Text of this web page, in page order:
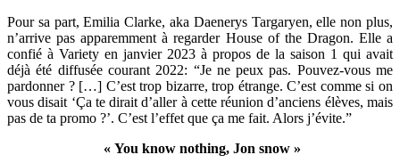
Pour sa part, Emilia Clarke, aka Daenerys Targaryen, elle non plus,
n’arrive pas apparemment à regarder House of the Dragon. Elle a
confié à Variety en janvier 2023 à propos de la saison 1 qui avait
déjà été diffusée courant 2022: “Je ne peux pas. Pouvez-vous me
pardonner ? […] C’est trop bizarre, trop étrange. C’est comme si on
vous disait ‘Ça te dirait d’aller à cette réunion d’anciens élèves, mais
pas de ta promo ?’. C’est l’effet que ça me fait. Alors j’évite.”
« You know nothing, Jon snow »